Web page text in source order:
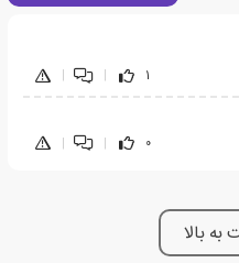
1
|
|
0
|
|
به بالا